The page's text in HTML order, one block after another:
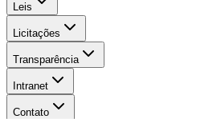
Leis
Licitações
Transparência
Intranet
Contato